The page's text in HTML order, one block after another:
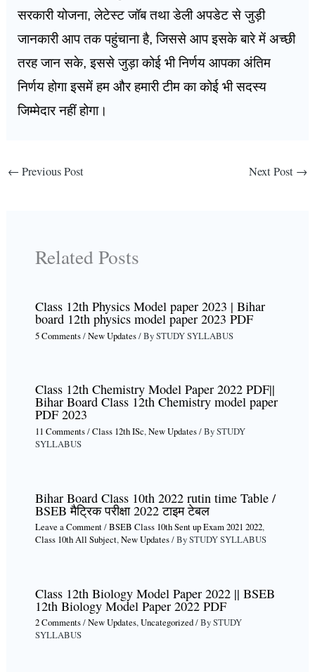
सरकारी योजना, लेटेस्ट जॉब तथा डेली अपडेट से जुड़ी
जानकारी आप तक पहुंचाना है, जिससे आप इसके बारे में अच्छी
तरह जान सके, इससे जुड़ा कोई भी निर्णय आपका अंतिम
निर्णय होगा इसमें हम और हमारी टीम का कोई भी सदस्य
जिम्मेदार नहीं होगा।
← Previous Post Next Post →
Related Posts
Class 12th Physics Model paper 2023 | Bihar
board 12th physics model paper 2023 PDF
5 Comments/New Updates/ BySTUDY SYLLABUS
Class 12th Chemistry Model Paper 2022 PDF||
Bihar Board Class 12th Chemistry model paper
PDF 2023
11 Comments/Class 12th ISc,New Updates/ BySTUDY
SYLLABUS
Bihar Board Class 10th 2022 rutin time Table /
BSEB मैट्रिक परीक्षा 2022 टाइम टेबल
Leave a Comment/BSEB Class 10th Sent up Exam 2021 2022,
Class 10th All Subject,New Updates/ BySTUDY SYLLABUS
Class 12th Biology Model Paper 2022 || BSEB
12th Biology Model Paper 2022 PDF
2 Comments/New Updates,Uncategorized/ BySTUDY
SYLLABUS